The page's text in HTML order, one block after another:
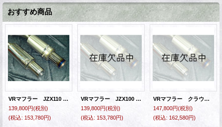
おすすめ商品
VRマフラー JZX110 マークII・ヴェロッサ・マークIIブリッド
139,800円(税別)
(税込: 153,780円)
VRマフラー JZX100 マークII・チェイサー・クレスタ
139,800円(税別)
(税込: 153,780円)
VRマフラー クラウン・クラウンエステート
147,800円(税別)
(税込: 162,580円)